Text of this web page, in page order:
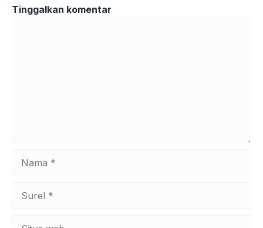
Tinggalkan komentar